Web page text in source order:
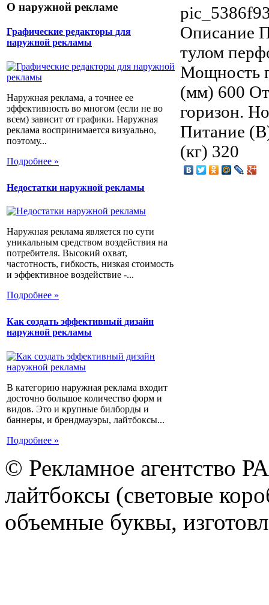
О наружной рекламе
Графические редакторы для
наружной рекламы
Наружная реклама, а точнее ее
эффективность во многом (если не во
всем) зависит от графики. Наружная
реклама воспринимается визуально,
поэтому...
Подробнее »
Недостатки наружной рекламы
Наружная реклама является по сути
уникальным средством воздействия на
потребителя. Высокий охват,
частотность, гибкость, низкая стоимость
и эффективное воздействие -...
Подробнее »
Как создать эффективный дизайн
наружной рекламы
В категорию наружная реклама входит
досточно большое количество форм и
видов. Это и крупные билборды и
баннеры, и брендмауэры, лайтбоксы...
Подробнее »
Описание
тулом
Мощность
(мм) 600
горизон.
Питание
(кг) 320
© Рекламное агентство
лайтбоксы (световые
объемные буквы,